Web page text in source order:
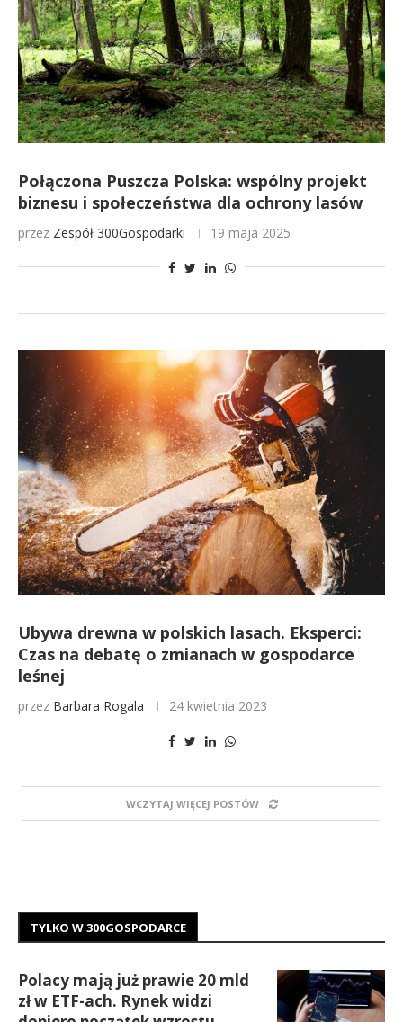
Połączona Puszcza Polska: wspólny projekt
biznesu i społeczeństwa dla ochrony lasów
przez Zespół 300Gospodarki 19 maja 2025
Ubywa drewna w polskich lasach. Eksperci:
Czas na debatę o zmianach w gospodarce
leśnej
przez Barbara Rogala 24 kwietnia 2023
WCZYTAJ WIĘCEJ POSTÓW
TYLKO W 300GOSPODARCE
Polacy mają już prawie 20 mld
zł w ETF-ach. Rynek widzi